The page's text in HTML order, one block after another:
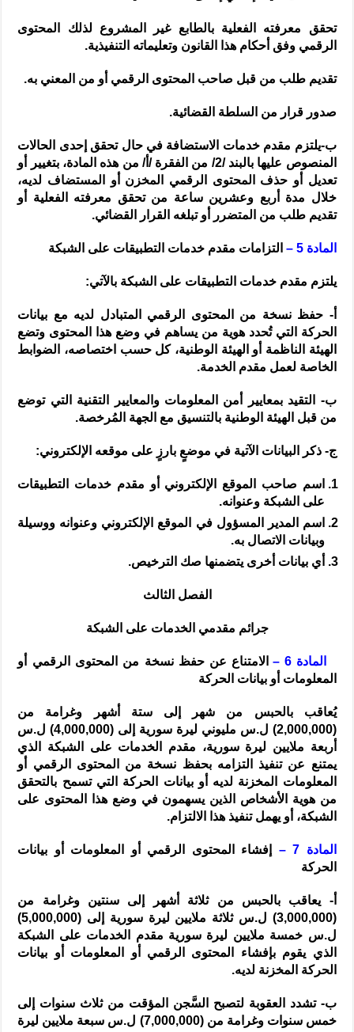
تحقق معرفته الفعلية بالطابع غير المشروع لذلك المحتوى
الرقمي وفق أحكام هذا القانون وتعليماته التنفيذية.
تقديم طلب من قبل صاحب المحتوى الرقمي أو من المعني به.
صدور قرار من السلطة القضائية.
ب-يلتزم مقدم خدمات الاستضافة في حال تحقق إحدى الحالات
المنصوص عليها بالبند /2/ من الفقرة /أ/ من هذه المادة، بتغيير أو
تعديل أو حذف المحتوى الرقمي المخزن أو المستضاف لديه،
خلال مدة أربع وعشرين ساعة من تحقق معرفته الفعلية أو
تقديم طلب من المتضرر أو تبلغه القرار القضائي.
المادة 5 – التزامات مقدم خدمات التطبيقات على الشبكة
يلتزم مقدم خدمات التطبيقات على الشبكة بالآتي:
أ- حفظ نسخة من المحتوى الرقمي المتبادل لديه مع بيانات
الحركة التي تُحدد هوية من يساهم في وضع هذا المحتوى وتضع
الهيئة الناظمة أو الهيئة الوطنية، كل حسب اختصاصه، الضوابط
الخاصة لعمل مقدم الخدمة.
ب- التقيد بمعايير أمن المعلومات والمعايير التقنية التي توضع
من قبل الهيئة الوطنية بالتنسيق مع الجهة المُرخصة.
ج- ذكر البيانات الآتية في موضعٍ بارزٍ على موقعه الإلكتروني:
اسم صاحب الموقع الإلكتروني أو مقدم خدمات التطبيقات
على الشبكة وعنوانه.
اسم المدير المسؤول في الموقع الإلكتروني وعنوانه ووسيلة
وبيانات الاتصال به.
أي بيانات أخرى يتضمنها صك الترخيص.
الفصل الثالث
جرائم مقدمي الخدمات على الشبكة
المادة 6 –
الامتناع عن حفظ نسخة من المحتوى الرقمي أو
المعلومات أو بيانات الحركة
يُعاقب بالحبس من شهر إلى ستة أشهر وغرامة من
(2,000,000) ل.س مليوني ليرة سورية إلى (4,000,000) ل.س
أربعة ملايين ليرة سورية، مقدم الخدمات على الشبكة الذي
يمتنع عن تنفيذ التزامه بحفظ نسخة من المحتوى الرقمي أو
المعلومات المخزنة لديه أو بيانات الحركة التي تسمح بالتحقق
من هوية الأشخاص الذين يسهمون في وضع هذا المحتوى على
الشبكة، أو يهمل تنفيذ هذا الالتزام.
المادة 7 –
إفشاء المحتوى الرقمي أو المعلومات أو بيانات
الحركة
أ- يعاقب بالحبس من ثلاثة أشهر إلى سنتين وغرامة من
(3,000,000) ل.س ثلاثة ملايين ليرة سورية إلى (5,000,000)
ل.س خمسة ملايين ليرة سورية مقدم الخدمات على الشبكة
الذي يقوم بإفشاء المحتوى الرقمي أو المعلومات أو بيانات
الحركة المخزنة لديه.
ب- تشدد العقوبة لتصبح السَّجن المؤقت من ثلاث سنوات إلى
خمس سنوات وغرامة من (7,000,000) ل.س سبعة ملايين ليرة